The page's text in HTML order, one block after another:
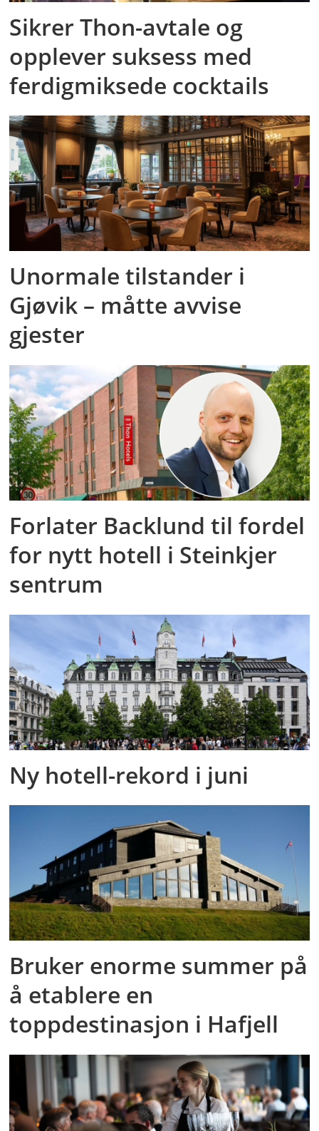
Sikrer Thon-avtale og
opplever suksess med
ferdigmiksede cocktails
Unormale tilstander i
Gjøvik – måtte avvise
gjester
Forlater Backlund til fordel
for nytt hotell i Steinkjer
sentrum
Ny hotell-rekord i juni
Bruker enorme summer på
å etablere en
toppdestinasjon i Hafjell